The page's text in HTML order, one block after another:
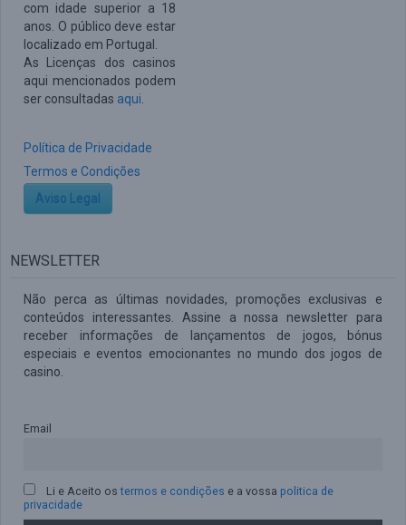
com idade superior a 18
anos. O público deve estar
localizado em Portugal.
As Licenças dos casinos
aqui mencionados podem
ser consultadas aqui
Política de Privacidade
Termos e Condições
Aviso Legal
NEWSLETTER
Não perca as últimas novidades, promoções exclusivas e
conteúdos interessantes. Assine a nossa newsletter para
receber informações de lançamentos de jogos, bónus
especiais e eventos emocionantes no mundo dos jogos de
casino.
Email
Li e Aceito ostermos e condições e a vossa politica de
privacidade